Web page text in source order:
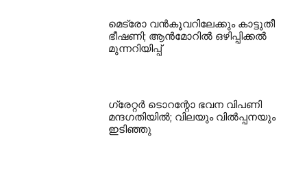
മെട്രോ വൻകൂവറിലേക്കും കാട്ടുതീ
ഭീഷണി; ആൻമോറിൽ ഒഴിപ്പിക്കൽ
മുന്നറിയിപ്പ്
ഗ്രേറ്റര്‍ ടൊറന്റോ ഭവന വിപണി
മന്ദഗതിയില്‍; വിലയും വില്‍പ്പനയും
ഇടിഞ്ഞു